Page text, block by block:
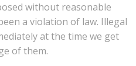
without reasonable
a violation of law. Illegal
at the time we get
of them.